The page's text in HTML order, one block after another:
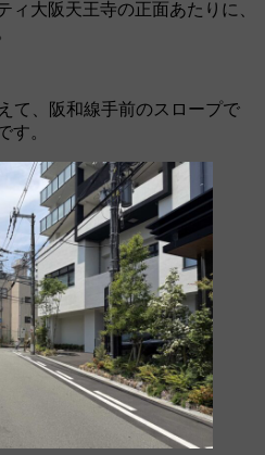
ィ大阪天王寺の正面あたりに、
て、阪和線手前のスロープで
す。